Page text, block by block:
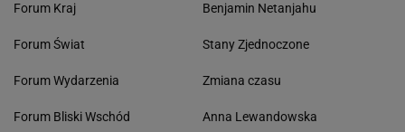
Forum Kraj
Forum Świat
Forum Wydarzenia
Forum Bliski Wschód
Benjamin Netanjahu
Stany Zjednoczone
Zmiana czasu
Anna Lewandowska